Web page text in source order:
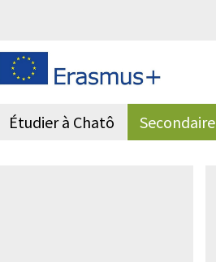
Étudier à Chatô Secondaire